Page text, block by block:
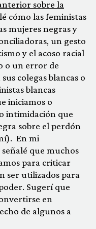
sobre la
cómo las feministas
mujeres negras y
un gesto
y el acoso racial
o un error de
colegas blancas o
blancas
iniciamos o
intimidación que
sobre el perdón
En mi
señalé que muchos
para criticar
ser utilizados para
Sugerí que
en
de algunos a